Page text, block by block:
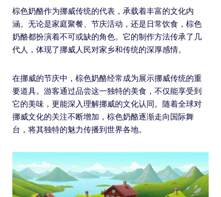
棕色奶酪作为挪威传统的代表，承载着丰富的文化内
涵。无论是家庭聚餐、节庆活动，还是日常饮食，棕色
奶酪都扮演着不可或缺的角色。它的制作方法传承了几
代人，体现了挪威人民对家乡和传统的深厚感情。
在挪威的节庆中，棕色奶酪经常成为展示挪威传统的重
要道具。游客通过品尝这一独特的美食，不仅能享受到
它的美味，更能深入理解挪威的文化认同。随着全球对
挪威文化的关注不断增加，棕色奶酪逐渐走向国际舞
台，将其独特的魅力传播到世界各地。